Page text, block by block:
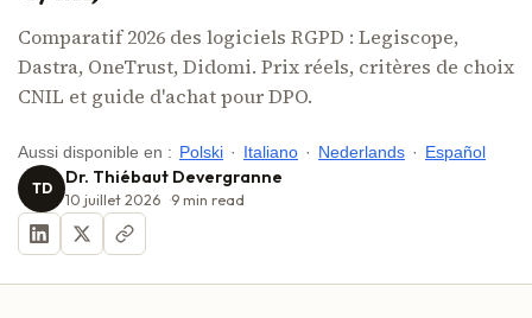
Comparatif 2026 des logiciels RGPD : Legiscope,
Dastra, OneTrust, Didomi. Prix réels, critères de choix
CNIL et guide d'achat pour DPO.
Aussi disponible en : Polski · Italiano · Nederlands · Español
TD Dr. Thiébaut Devergranne
10 juillet 2026 9 min read